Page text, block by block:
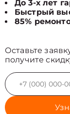
До 3-х лет
Быстрый
85%
Оставьте
получите